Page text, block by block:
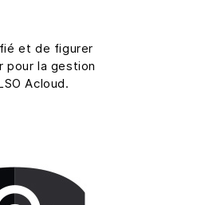
et de figurer
pour la gestion
Acloud.